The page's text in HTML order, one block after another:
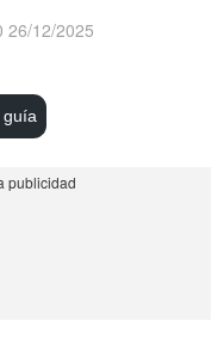
26/12/2025
guía